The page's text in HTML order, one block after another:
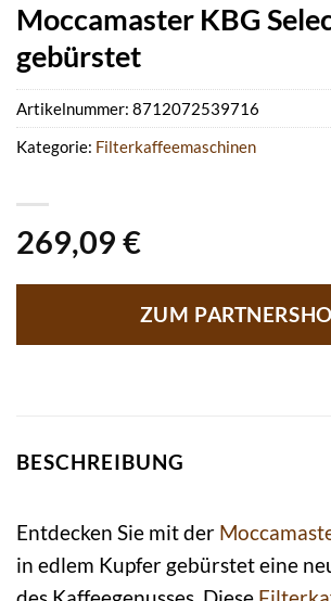
Moccamaster KBG
gebürstet
269,09 €
ZUM
Artikelnummer: 8712072539716
Kategorie: Filterkaffeemaschinen
BESCHREIBUNG
Entdecken Sie mit der
in edlem Kupfer gebürstet eine